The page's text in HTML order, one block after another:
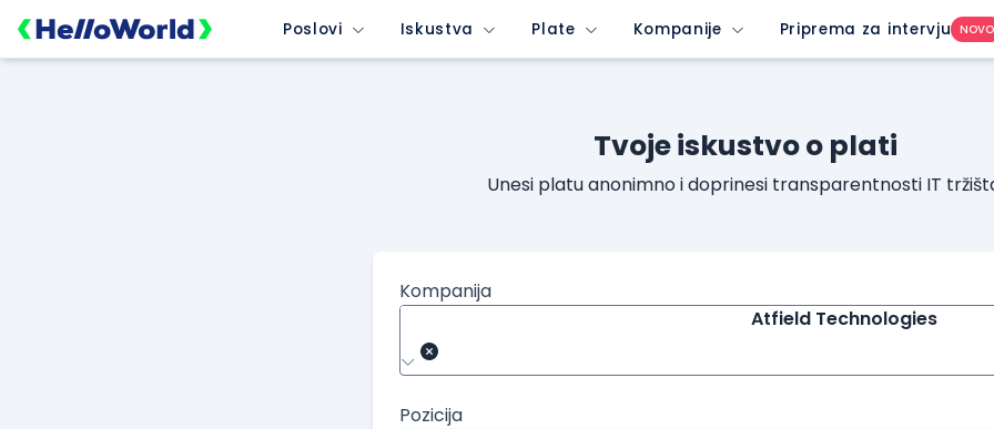
Poslovi Iskustva Plate Kompanije Priprema za intervju NOVO
Tvoje iskustvo o plati
Unesi platu anonimno i doprinesi transparentnosti IT
Kompanija
Atfield Technologies
Pozicija